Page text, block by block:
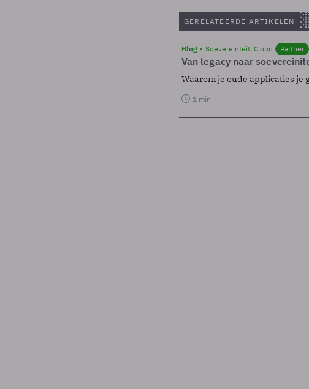
GERELATEERDE ARTIKELEN
Blog Soevereinteit, Cloud Partner
Van legacy naar
Waarom je oude applicaties je
1 min